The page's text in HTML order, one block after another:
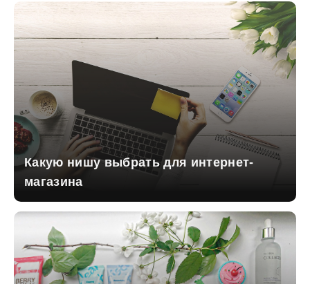
Какую нишу выбрать для интернет-
магазина